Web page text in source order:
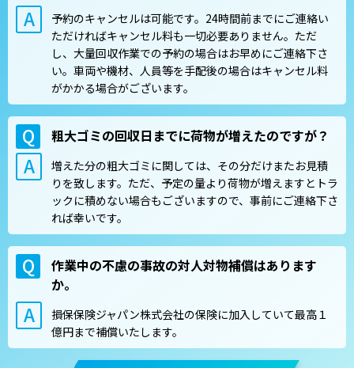
予約のキャンセルは可能です。24時間前までにご連絡い
ただければキャンセル料も一切必要ありません。ただ
し、大量回収作業での予約の場合はお早めにご連絡下さ
い。車両や機材、人員等を手配後の場合はキャンセル料
がかかる場合がございます。
粗大ゴミの回収日までに荷物が増えたのですが？
増えた分の粗大ゴミに関しては、その分だけまたお見積
りを致します。ただ、予定の量より荷物が増えますとトラ
ックに積めない場合もございますので、事前にご連絡下さ
れば幸いです。
作業中の不慮の事故の対人対物補償はあります
か。
損保保険ジャパン株式会社の保険に加入していて最高１
億円まで補償いたします。